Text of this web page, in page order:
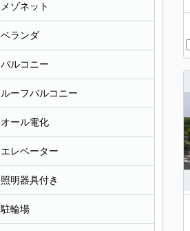
メゾネット
ベランダ
バルコニー
ルーフバルコニー
オール電化
エレベーター
照明器具付き
駐輪場